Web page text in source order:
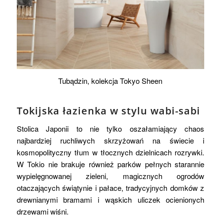
Tubądzin, kolekcja Tokyo Sheen
Tokijska łazienka w stylu wabi-sabi
Stolica Japonii to nie tylko oszałamiający chaos
najbardziej ruchliwych skrzyżowań na świecie i
kosmopolityczny tłum w tłocznych dzielnicach rozrywki.
W Tokio nie brakuje również parków pełnych starannie
wypielęgnowanej zieleni, magicznych ogrodów
otaczających świątynie i pałace, tradycyjnych domków z
drewnianymi bramami i wąskich uliczek ocienionych
drzewami wiśni.